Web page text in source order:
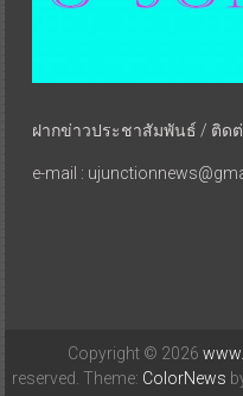
ฝากข่าวประชาสัมพันธ์ / ติด
e-mail :
Copyright © 2026
reserved. Theme: ColorNews